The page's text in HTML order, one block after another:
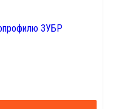
ЗУБР